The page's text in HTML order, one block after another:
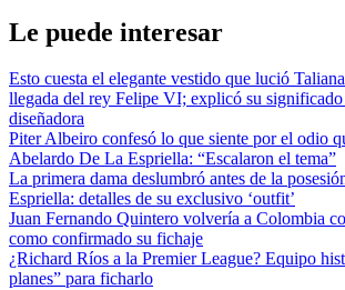
Le puede interesar
Esto cuesta el elegante vestido que lució
llegada del rey Felipe VI; explicó su
diseñadora
Piter Albeiro confesó lo que siente por el odio
Abelardo De La Espriella: “Escalaron el tema”
La primera dama deslumbró antes de la
Espriella: detalles de su exclusivo ‘outfit’
Juan Fernando Quintero volvería a Colombia
como confirmado su fichaje
¿Richard Ríos a la Premier League? Equipo
planes” para ficharlo